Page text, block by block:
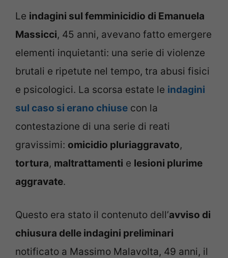
Le indagini sul femminicidio di Emanuela
Massicci, 45 anni, avevano fatto emergere
elementi inquietanti: una serie di violenze
brutali e ripetute nel tempo, tra abusi fisici
e psicologici. La scorsa estate le indagini
sul caso si erano chiuse con la
contestazione di una serie di reati
gravissimi: omicidio pluriaggravato,
tortura, maltrattamenti e lesioni plurime
aggravate.
Questo era stato il contenuto dell’avviso di
chiusura delle indagini preliminari
notificato a Massimo Malavolta, 49 anni, il